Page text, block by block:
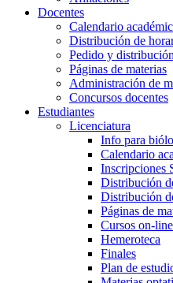
Docentes
Calendario
Distribución de
Pedido y
Páginas de materias
Administración de
Concursos docentes
Estudiantes
Licenciatura
Info para
Calendario
Inscripciones
Distribución
Distribución
Páginas de
Cursos on-line
Hemeroteca
Finales
Plan de